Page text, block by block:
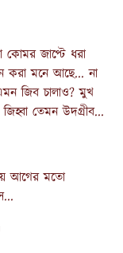
জাপ্টে ধরা
করা মনে আছে... না
জিব চালাও? মুখ
তেমন উদগ্রীব...
আগের মতো